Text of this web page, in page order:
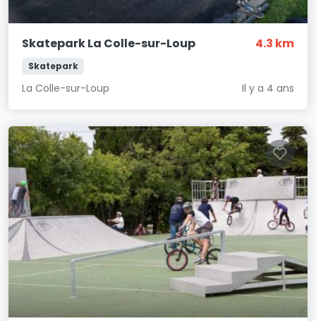
Skatepark La Colle-sur-Loup 4.3 km
Skatepark
La Colle-sur-Loup Il y a 4 ans